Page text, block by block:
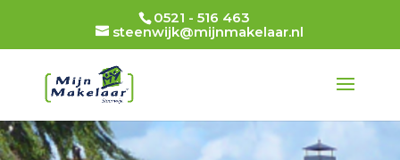
0521 - 516 463
steenwijk@mijnmakelaar.nl